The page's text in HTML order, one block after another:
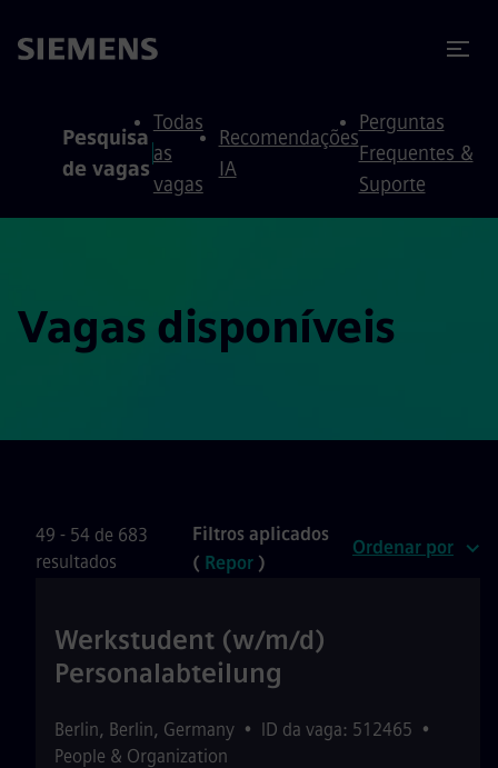
Pesquisa
de vagas
Todas
as
vagas
Recomendações
IA
Perguntas
Frequentes &
Suporte
Vagas disponíveis
49 - 54 de 683
resultados
Filtros aplicados
( Repor )
Ordenar por
Werkstudent (w/m/d)
Personalabteilung
Berlin, Berlin, Germany • ID da vaga: 512465 •
People & Organization